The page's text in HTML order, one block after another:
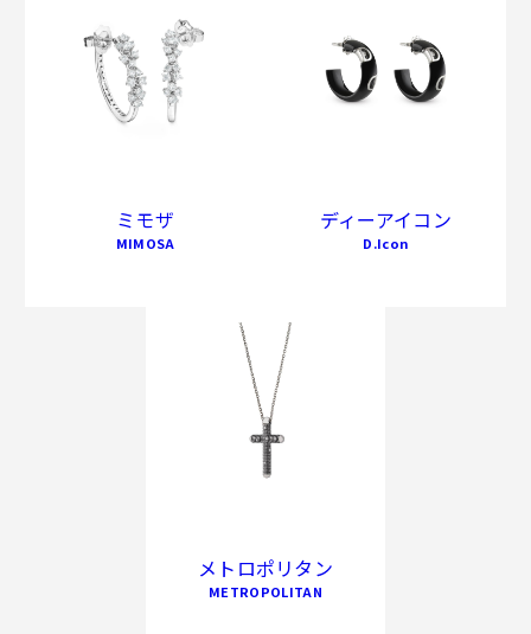
ミモザ
MIMOSA
ディーアイコン
D.Icon
メトロポリタン
METROPOLITAN